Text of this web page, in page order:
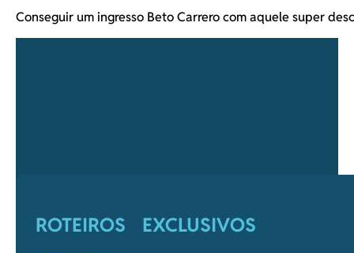
Conseguir um ingresso Beto Carrero com aquele super
ROTEIROS EXCLUSIVOS